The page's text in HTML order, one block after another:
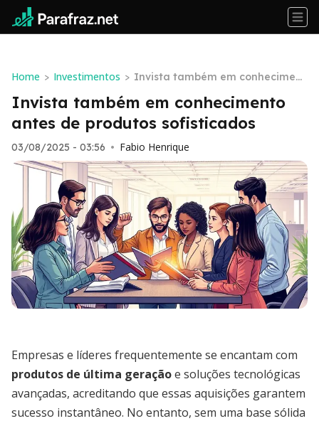
Home > Investimentos > Invista também em conheciment
o antes de produtos sofisticados
Invista também em conhecimento
antes de produtos sofisticados
03/08/2025 - 03:56 • Fabio Henrique
Empresas e líderes frequentemente se encantam com
produtos de última geraçãoe soluções tecnológicas
avançadas, acreditando que essas aquisições garantem
sucesso instantâneo. No entanto, sem uma base sólida